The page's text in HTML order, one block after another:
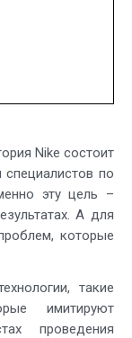
Nike состоит
по
эту цель –
А для
которые
такие
имитируют
проведения